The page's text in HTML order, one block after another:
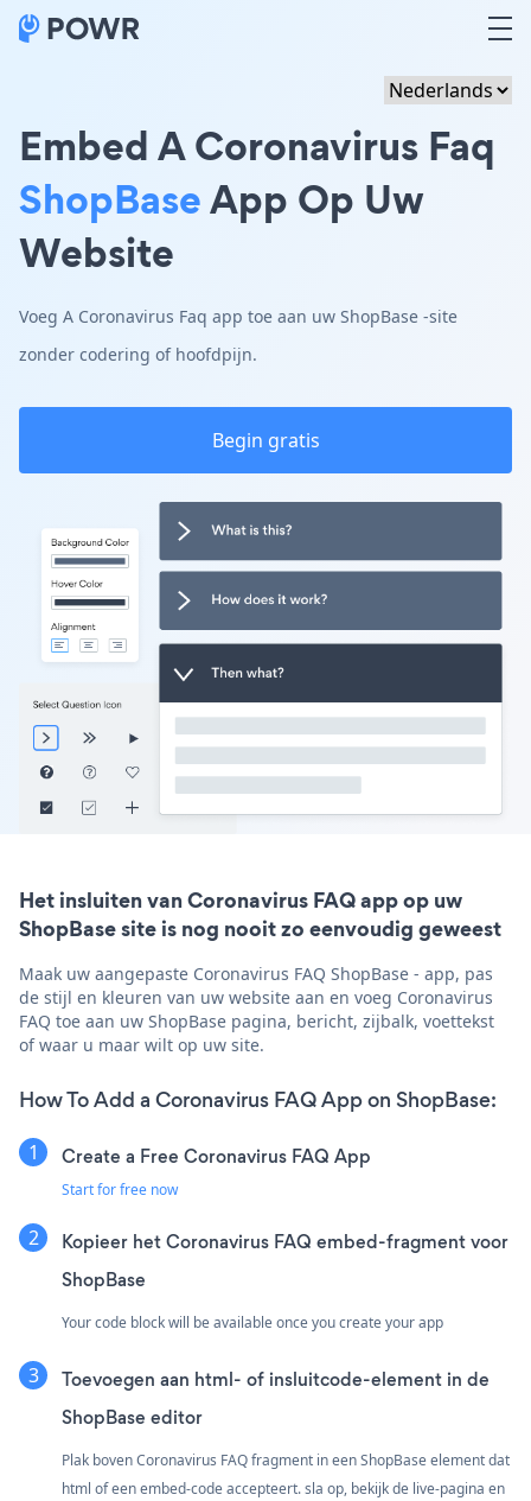
Embed A Coronavirus Faq
ShopBaseApp Op Uw
Website
Voeg A Coronavirus Faq app toe aan uw ShopBase -site
zonder codering of hoofdpijn.
Begin gratis
Het insluiten van Coronavirus FAQ app op uw
ShopBase site is nog nooit zo eenvoudig geweest
Maak uw aangepaste Coronavirus FAQ ShopBase - app, pas
de stijl en kleuren van uw website aan en voeg Coronavirus
FAQ toe aan uw ShopBase pagina, bericht, zijbalk, voettekst
of waar u maar wilt op uw site.
How To Add a Coronavirus FAQ App on ShopBase:
Create a Free Coronavirus FAQ App
Start for free now
Kopieer het Coronavirus FAQ embed-fragment voor
ShopBase
Your code block will be available once you create your app
Toevoegen aan html- of insluitcode-element in de
ShopBase editor
Plak boven Coronavirus FAQ fragment in een ShopBase element dat
html of een embed-code accepteert. sla op, bekijk de live-pagina en